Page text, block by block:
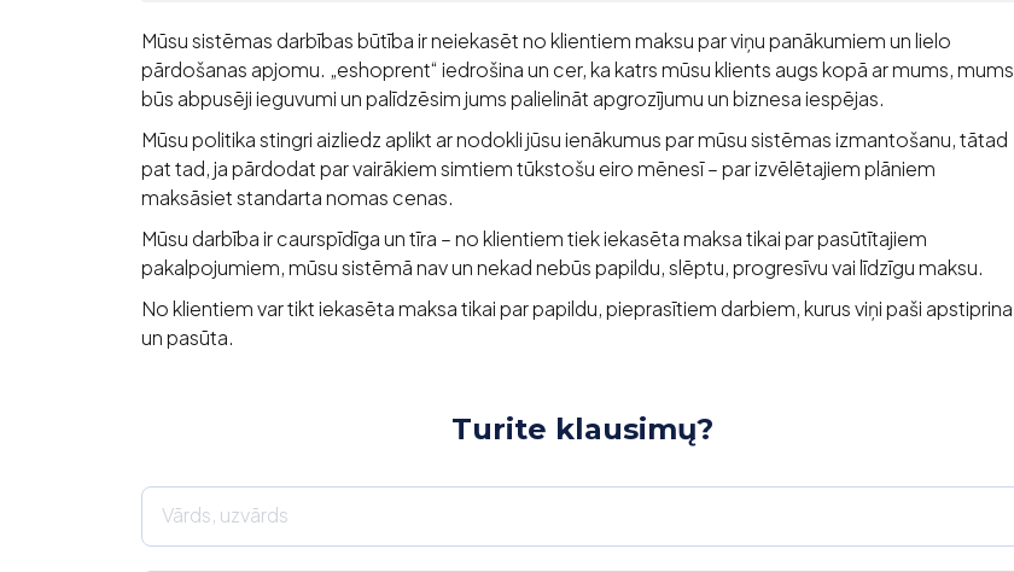
Mūsu sistēmas darbības būtība ir neiekasēt no klientiem maksu par viņu panākumiem un lielo
pārdošanas apjomu. „eshoprent“ iedrošina un cer, ka katrs mūsu klients augs kopā ar mums, mums
būs abpusēji ieguvumi un palīdzēsim jums palielināt apgrozījumu un biznesa iespējas.
Mūsu politika stingri aizliedz aplikt ar nodokli jūsu ienākumus par mūsu sistēmas izmantošanu, tātad
pat tad, ja pārdodat par vairākiem simtiem tūkstošu eiro mēnesī – par izvēlētajiem plāniem
maksāsiet standarta nomas cenas.
Mūsu darbība ir caurspīdīga un tīra – no klientiem tiek iekasēta maksa tikai par pasūtītajiem
pakalpojumiem, mūsu sistēmā nav un nekad nebūs papildu, slēptu, progresīvu vai līdzīgu maksu.
No klientiem var tikt iekasēta maksa tikai par papildu, pieprasītiem darbiem, kurus viņi paši apstiprina
un pasūta.
Turite klausimų?
Vārds, uzvārds